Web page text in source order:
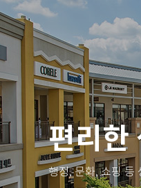
쾌적한
경기도립 물향기수